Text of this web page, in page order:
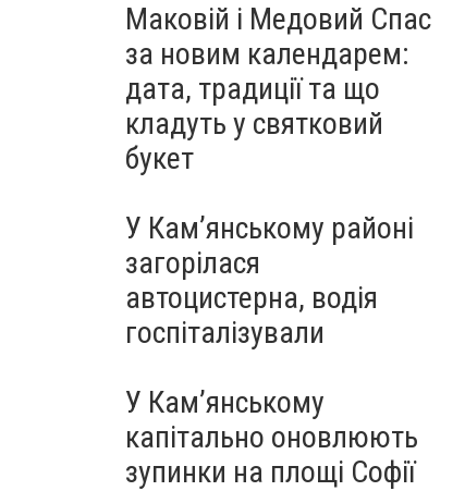
Маковій і Медовий Спас
за новим календарем:
дата, традиції та що
кладуть у святковий
букет
У Кам’янському районі
загорілася
автоцистерна, водія
госпіталізували
У Кам’янському
капітально оновлюють
зупинки на площі Софії